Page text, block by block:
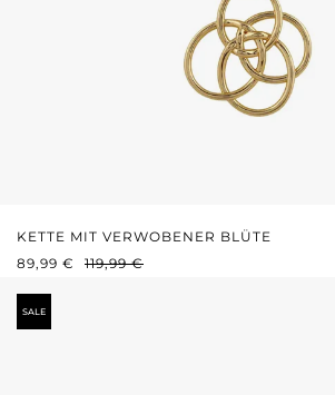
KETTE MIT VERWOBENER BLÜTE
VERKAUFSPREIS:
89,99 € REGULÄRER PREIS:
119,99 €
SALE